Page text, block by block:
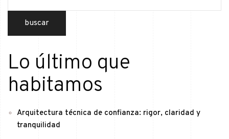
buscar
Lo último que
habitamos
Arquitectura técnica de confianza: rigor, claridad y
tranquilidad